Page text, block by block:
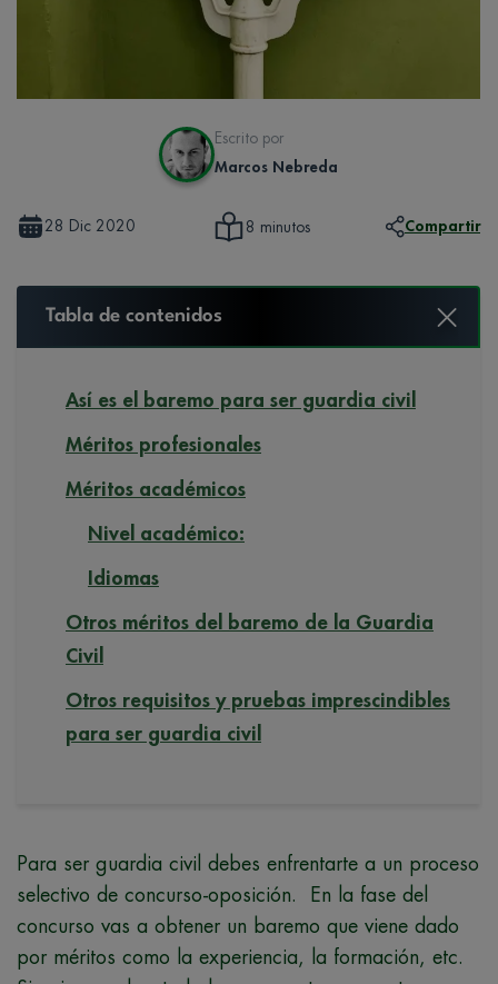
Escrito por
Marcos Nebreda
28 Dic 2020 8 minutos Compartir
Tabla de contenidos
Así es el baremo para ser guardia civil
Méritos profesionales
Méritos académicos
Nivel académico:
Idiomas
Otros méritos del baremo de la Guardia
Civil
Otros requisitos y pruebas imprescindibles
para ser guardia civil
Para ser guardia civil debes enfrentarte a un proceso
selectivo de concurso-oposición. En la fase del
concurso vas a obtener un baremo que viene dado
por méritos como la experiencia, la formación, etc.